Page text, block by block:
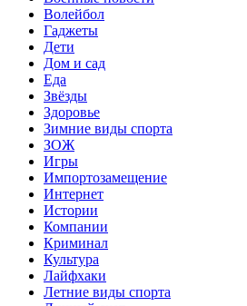
Волейбол
Гаджеты
Дети
Дом и сад
Еда
Звёзды
Здоровье
Зимние виды спорта
ЗОЖ
Игры
Импортозамещение
Интернет
Истории
Компании
Криминал
Культура
Лайфхаки
Летние виды спорта